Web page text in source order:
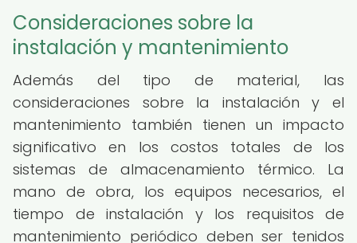
Consideraciones sobre la
instalación y mantenimiento
Además del tipo de material, las
consideraciones sobre la instalación y el
mantenimiento también tienen un impacto
significativo en los costos totales de los
sistemas de almacenamiento térmico. La
mano de obra, los equipos necesarios, el
tiempo de instalación y los requisitos de
mantenimiento periódico deben ser tenidos